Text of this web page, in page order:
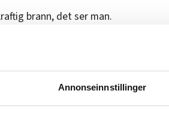
Annonseinnstillinger
brann, det ser man.
at de berørte